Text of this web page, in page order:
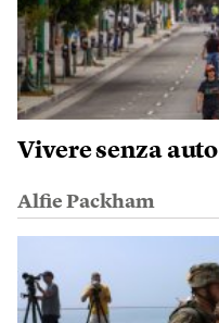
Vivere senza auto
Alfie Packham